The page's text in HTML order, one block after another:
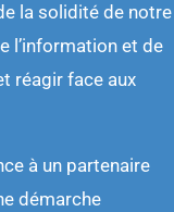
la solidité de notre
l’information et de
réagir face aux
à un partenaire
démarche